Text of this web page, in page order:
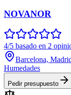
NOVANOR
4/5 basado en 2
Barcelona,
Humedades
Pedir presupuesto